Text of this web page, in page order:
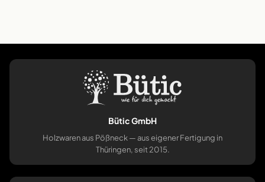
Bütic GmbH
Holzwaren aus Pößneck — aus eigener Fertigung in
Thüringen, seit 2015.